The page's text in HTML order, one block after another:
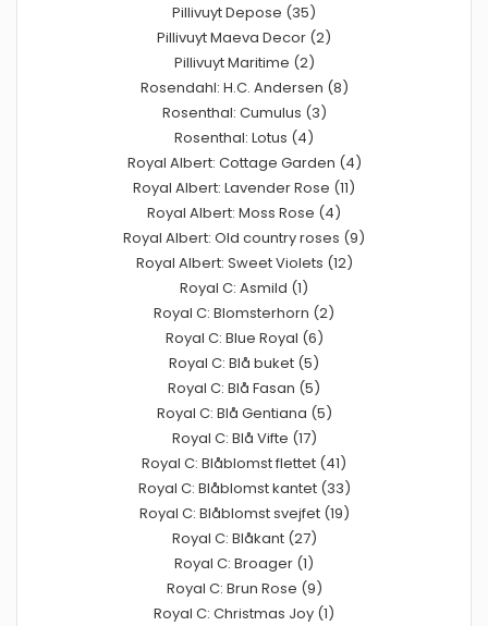
Pillivuyt Depose (35)
Pillivuyt Maeva Decor (2)
Pillivuyt Maritime (2)
Rosendahl: H.C. Andersen (8)
Rosenthal: Cumulus (3)
Rosenthal: Lotus (4)
Royal Albert: Cottage Garden (4)
Royal Albert: Lavender Rose (11)
Royal Albert: Moss Rose (4)
Royal Albert: Old country roses (9)
Royal Albert: Sweet Violets (12)
Royal C: Asmild (1)
Royal C: Blomsterhorn (2)
Royal C: Blue Royal (6)
Royal C: Blå buket (5)
Royal C: Blå Fasan (5)
Royal C: Blå Gentiana (5)
Royal C: Blå Vifte (17)
Royal C: Blåblomst flettet (41)
Royal C: Blåblomst kantet (33)
Royal C: Blåblomst svejfet (19)
Royal C: Blåkant (27)
Royal C: Broager (1)
Royal C: Brun Rose (9)
Royal C: Christmas Joy (1)